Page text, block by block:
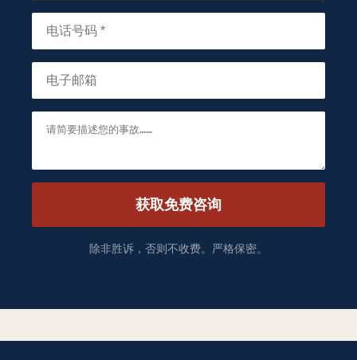
获取免费咨询
除非胜诉，否则不收费。严格保密。